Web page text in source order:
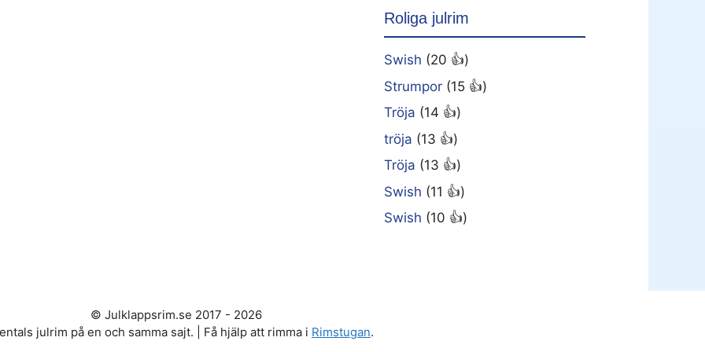
Roliga julrim
Swish (20 👍)
Strumpor (15 👍)
Tröja (14 👍)
tröja (13 👍)
Tröja (13 👍)
Swish (11 👍)
Swish (10 👍)
© Julklappsrim.se 2017 - 2026
julrim på en och samma sajt. | Få hjälp att rimma i Rimstugan.